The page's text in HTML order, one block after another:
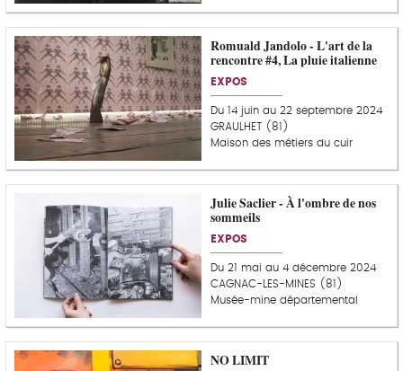
Romuald Jandolo - L'art de la
rencontre #4, La pluie italienne
EXPOS
Du 14 juin au 22 septembre 2024
GRAULHET (81)
Maison des métiers du cuir
Julie Saclier - À l'ombre de nos
sommeils
EXPOS
Du 21 mai au 4 décembre 2024
CAGNAC-LES-MINES (81)
Musée-mine départemental
NO LIMIT